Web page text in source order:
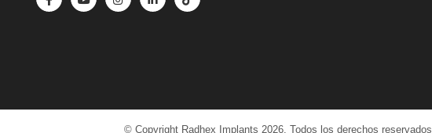
© Copyright Radhex Implants 2026. Todos los derechos reservados.